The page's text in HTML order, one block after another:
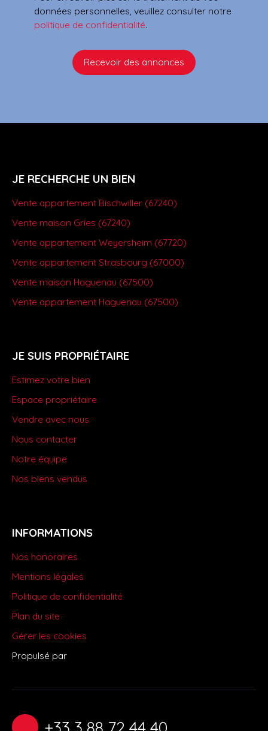
données personnelles, veuillez consulter notre
politique de confidentialité.
Recevoir des annonces
JE RECHERCHE UN BIEN
Vente appartement Bischwiller (67240)
Vente maison Gries (67240)
Vente appartement Weyersheim (67720)
Vente appartement Strasbourg (67000)
Vente maison Haguenau (67500)
Vente appartement Haguenau (67500)
JE SUIS PROPRIÉTAIRE
Estimez votre bien
Espace propriétaire
Vendre avec nous
Nous contacter
Notre équipe
Nos biens vendus
INFORMATIONS
Nos honoraires
Mentions légales
Politique de confidentialité
Plan du site
Gérer les cookies
Propulsé par